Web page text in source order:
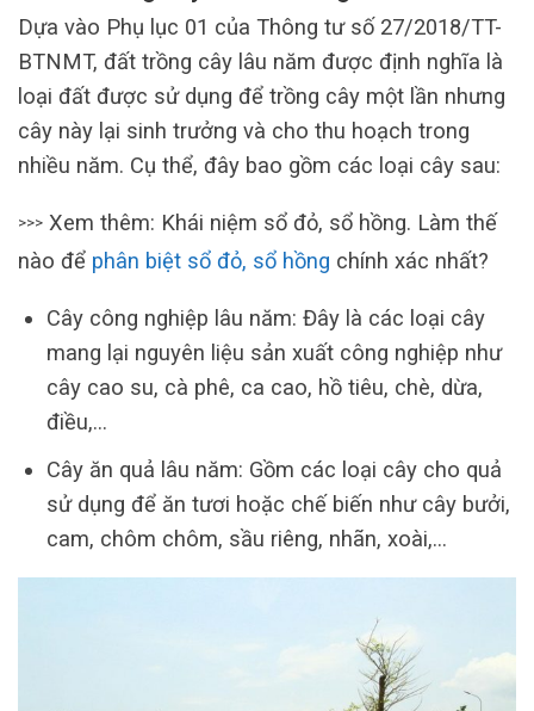
Dựa vào Phụ lục 01 của Thông tư số 27/2018/TT-
BTNMT, đất trồng cây lâu năm được định nghĩa là
loại đất được sử dụng để trồng cây một lần nhưng
cây này lại sinh trưởng và cho thu hoạch trong
nhiều năm. Cụ thể, đây bao gồm các loại cây sau:
>>> Xem thêm: Khái niệm sổ đỏ, sổ hồng. Làm thế
nào để phân biệt sổ đỏ, sổ hồng chính xác nhất?
Cây công nghiệp lâu năm: Đây là các loại cây
mang lại nguyên liệu sản xuất công nghiệp như
cây cao su, cà phê, ca cao, hồ tiêu, chè, dừa,
điều,…
Cây ăn quả lâu năm: Gồm các loại cây cho quả
sử dụng để ăn tươi hoặc chế biến như cây bưởi,
cam, chôm chôm, sầu riêng, nhãn, xoài,…